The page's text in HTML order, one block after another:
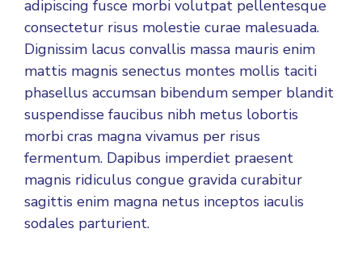
adipiscing fusce morbi volutpat pellentesque
consectetur risus molestie curae malesuada.
Dignissim lacus convallis massa mauris enim
mattis magnis senectus montes mollis taciti
phasellus accumsan bibendum semper blandit
suspendisse faucibus nibh metus lobortis
morbi cras magna vivamus per risus
fermentum. Dapibus imperdiet praesent
magnis ridiculus congue gravida curabitur
sagittis enim magna netus inceptos iaculis
sodales parturient.